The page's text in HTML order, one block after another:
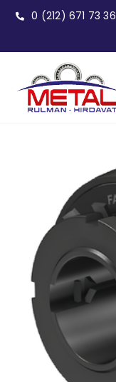
0 (212) 671 73 36